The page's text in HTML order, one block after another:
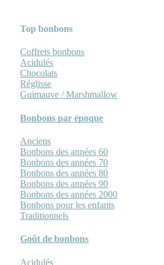
Top bonbons
Coffrets bonbons
Acidulés
Chocolats
Réglisse
Guimauve / Marshmallow
Bonbons par époque
Anciens
Bonbons des années 60
Bonbons des années 70
Bonbons des années 80
Bonbons des années 90
Bonbons des années 2000
Bonbons pour les enfants
Traditionnels
Goût de bonbons
Acidulés